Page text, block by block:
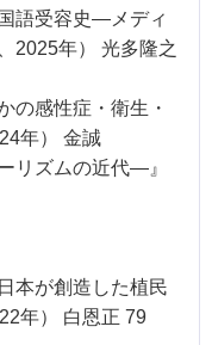
語受容史—メディ
2025年） 光多隆之
の感性症・衛生・
年） 金誠
リズムの近代—』
本が創造した植民
年） 白恩正 79